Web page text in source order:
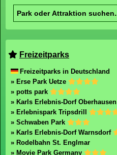
Freizeitparks
Freizeitparks in Deutschland
» Erse Park Uetze
» potts park
» Karls Erlebnis-Dorf Oberhausen
» Erlebnispark Tripsdrill
» Schwaben Park
» Karls Erlebnis-Dorf Warnsdorf
» Rodelbahn St. Englmar
» Movie Park Germany